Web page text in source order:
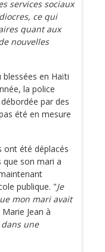
services sociaux
ce qui
quant aux
nouvelles
en Haïti
la police
par des
été en mesure
ont été déplacés
que son mari a
publique. "Je
mon mari avait
Jean à
une